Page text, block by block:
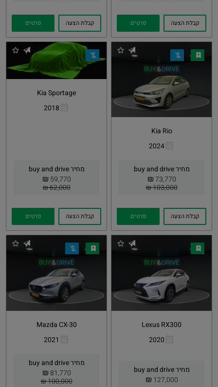
קבלת הצעה פרטים קבלת הצעה פרטים
Kia Rio
2024
מחיר buy and drive
73,770
₪
103,000 ₪
Whatsapp
קבלת הצעה פרטים
Kia Sportage
2018
מחיר buy and drive
59,770
₪
62,000 ₪
Whatsapp
קבלת הצעה פרטים
Lexus RX300
2020
מחיר buy and drive
127,000
₪
Whatsapp
Mazda CX-30
2021
מחיר buy and drive
81,770
₪
100,000 ₪
Whatsapp